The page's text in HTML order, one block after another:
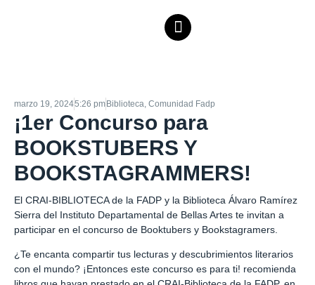
marzo 19, 20245:26 pm Biblioteca, Comunidad Fadp
¡1er Concurso para
BOOKSTUBERS Y
BOOKSTAGRAMMERS!
El CRAI-BIBLIOTECA de la FADP y la Biblioteca Álvaro Ramírez
Sierra del Instituto Departamental de Bellas Artes te invitan a
participar en el concurso de Booktubers y Bookstagramers.
¿Te encanta compartir tus lecturas y descubrimientos literarios
con el mundo? ¡Entonces este concurso es para ti! recomienda